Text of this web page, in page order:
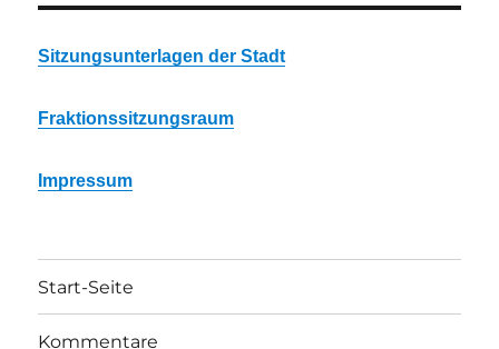
Sitzungsunterlagen der Stadt
Fraktionssitzungsraum
Impressum
Start-Seite
Kommentare